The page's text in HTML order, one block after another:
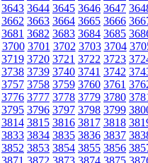
3643 3644 3645 3646 3647
3662 3663 3664 3665 3666
3681 3682 3683 3684 3685
3700 3701 3702 3703 3704
3719 3720 3721 3722 3723
3738 3739 3740 3741 3742
3757 3758 3759 3760 3761
3776 3777 3778 3779 3780
3795 3796 3797 3798 3799
3814 3815 3816 3817 3818
3833 3834 3835 3836 3837
3852 3853 3854 3855 3856
3871 3872 3873 3874 3875